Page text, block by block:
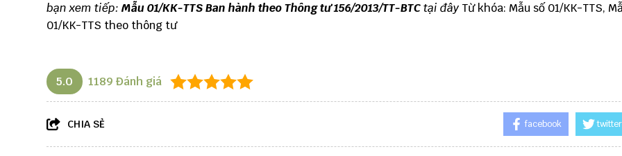
bạn xem tiếp: Mẫu 01/KK-TTS Ban hành theo Thông tư 156/2013/TT-BTCtại đây Từ khóa: Mẫu số 01/KK-TTS,
01/KK-TTS theo thông tư
5.0 1189 Đánh giá
CHIA SẺ facebook twitter